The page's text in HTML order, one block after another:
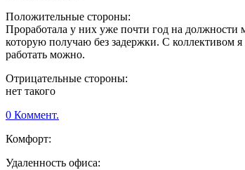
Положительные стороны:
Проработала у них уже почти год на должности
которую получаю без задержки. С коллективом
работать можно.
Отрицательные стороны:
нет такого
0 Коммент.
Комфорт:
Удаленность офиса: